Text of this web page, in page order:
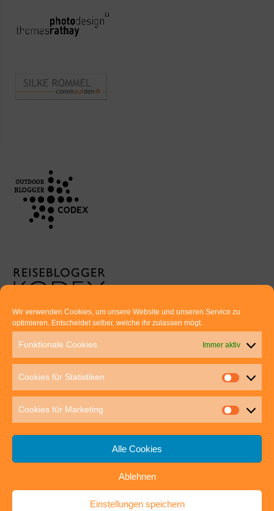
Wir verwenden Cookies, um unsere Website und unseren Service zu
optimieren. Entscheidet selber, welche ihr zulassen mögt.
Funktionale Cookies Immer aktiv
Cookies für Statistiken
Cookies für Marketing
Alle Cookies
Ablehnen
Einstellungen speichern
Euer direkter Draht zu uns:
Thomas Rathay und Silke Rommel
70563 Stuttgart
post@outdoor-hochgenuss.de
IMPRESSUM DATENSCHUTZ